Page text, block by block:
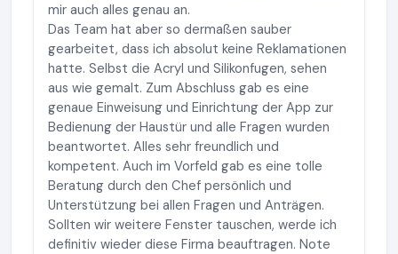
mir auch alles genau an.
Das Team hat aber so dermaßen sauber
gearbeitet, dass ich absolut keine Reklamationen
hatte. Selbst die Acryl und Silikonfugen, sehen
aus wie gemalt. Zum Abschluss gab es eine
genaue Einweisung und Einrichtung der App zur
Bedienung der Haustür und alle Fragen wurden
beantwortet. Alles sehr freundlich und
kompetent. Auch im Vorfeld gab es eine tolle
Beratung durch den Chef persönlich und
Unterstützung bei allen Fragen und Anträgen.
Sollten wir weitere Fenster tauschen, werde ich
definitiv wieder diese Firma beauftragen. Note